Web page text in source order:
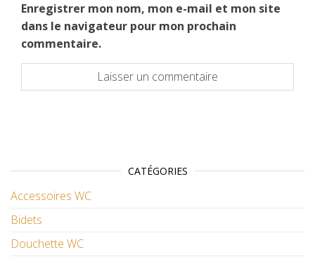
Enregistrer mon nom, mon e-mail et mon site
dans le navigateur pour mon prochain
commentaire.
CATÉGORIES
Accessoires WC
Bidets
Douchette WC